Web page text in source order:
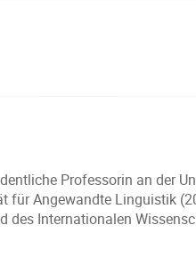
Professorin an der
für Angewandte Linguistik
des Internationalen